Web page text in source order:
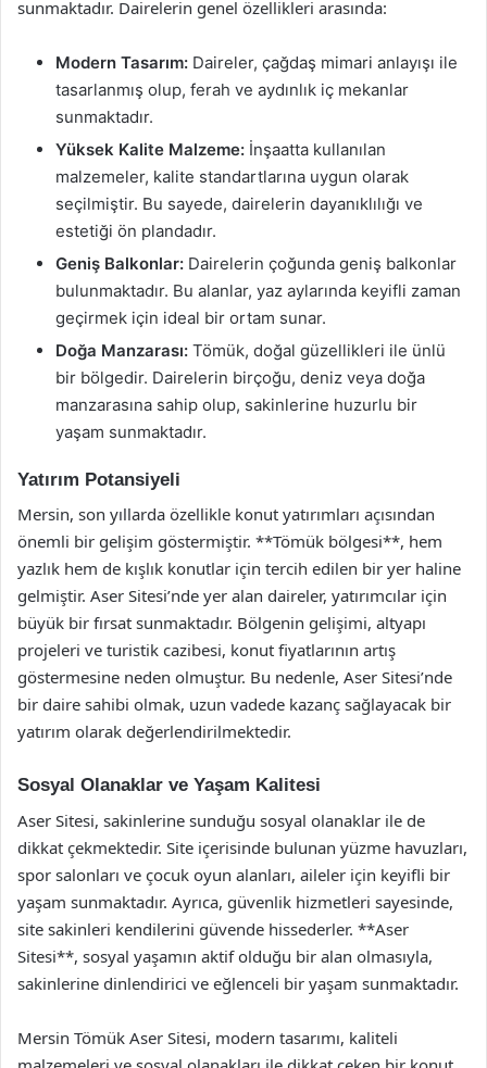
sunmaktadır. Dairelerin genel özellikleri arasında:
Modern Tasarım: Daireler, çağdaş mimari anlayışı ile
tasarlanmış olup, ferah ve aydınlık iç mekanlar
sunmaktadır.
Yüksek Kalite Malzeme: İnşaatta kullanılan
malzemeler, kalite standartlarına uygun olarak
seçilmiştir. Bu sayede, dairelerin dayanıklılığı ve
estetiği ön plandadır.
Geniş Balkonlar: Dairelerin çoğunda geniş balkonlar
bulunmaktadır. Bu alanlar, yaz aylarında keyifli zaman
geçirmek için ideal bir ortam sunar.
Doğa Manzarası: Tömük, doğal güzellikleri ile ünlü
bir bölgedir. Dairelerin birçoğu, deniz veya doğa
manzarasına sahip olup, sakinlerine huzurlu bir
yaşam sunmaktadır.
Yatırım Potansiyeli
Mersin, son yıllarda özellikle konut yatırımları açısından
önemli bir gelişim göstermiştir. **Tömük bölgesi**, hem
yazlık hem de kışlık konutlar için tercih edilen bir yer haline
gelmiştir. Aser Sitesi’nde yer alan daireler, yatırımcılar için
büyük bir fırsat sunmaktadır. Bölgenin gelişimi, altyapı
projeleri ve turistik cazibesi, konut fiyatlarının artış
göstermesine neden olmuştur. Bu nedenle, Aser Sitesi’nde
bir daire sahibi olmak, uzun vadede kazanç sağlayacak bir
yatırım olarak değerlendirilmektedir.
Sosyal Olanaklar ve Yaşam Kalitesi
Aser Sitesi, sakinlerine sunduğu sosyal olanaklar ile de
dikkat çekmektedir. Site içerisinde bulunan yüzme havuzları,
spor salonları ve çocuk oyun alanları, aileler için keyifli bir
yaşam sunmaktadır. Ayrıca, güvenlik hizmetleri sayesinde,
site sakinleri kendilerini güvende hissederler. **Aser
Sitesi**, sosyal yaşamın aktif olduğu bir alan olmasıyla,
sakinlerine dinlendirici ve eğlenceli bir yaşam sunmaktadır.
Mersin Tömük Aser Sitesi, modern tasarımı, kaliteli